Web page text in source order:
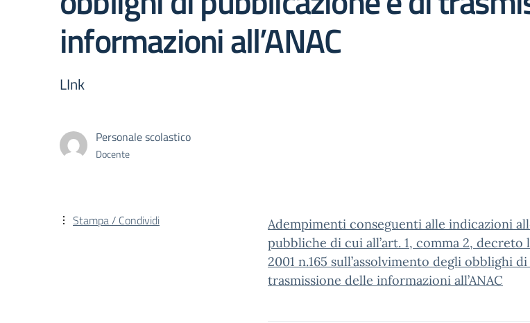
informazioni all’ANAC
LInk
Personale scolastico
Docente
Adempimenti conseguenti alle indicazioni
pubbliche di cui all’art. 1, comma 2, decreto
2001 n.165 sull’assolvimento degli obblighi
trasmissione delle informazioni all’ANAC
Stampa / Condividi